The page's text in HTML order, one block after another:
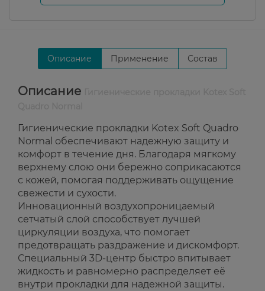
Описание Применение Состав
Описание
Гигиенические прокладки Kotex Soft Quadro
Normal обеспечивают надежную защиту и
комфорт в течение дня. Благодаря мягкому
верхнему слою они бережно соприкасаются
с кожей, помогая поддерживать ощущение
свежести и сухости.
Инновационный воздухопроницаемый
сетчатый слой способствует лучшей
циркуляции воздуха, что помогает
предотвращать раздражение и дискомфорт.
Специальный 3D-центр быстро впитывает
жидкость и равномерно распределяет её
внутри прокладки для надежной защиты.